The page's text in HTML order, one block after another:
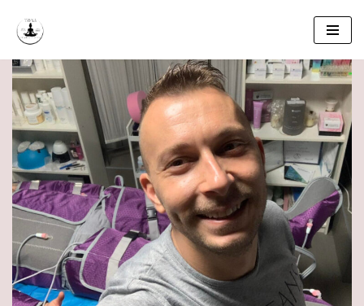
Продължете
към
съдържанието